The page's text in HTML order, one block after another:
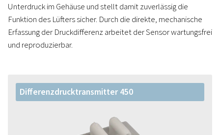
Unterdruck im Gehäuse und stellt damit zuverlässig die
Funktion des Lüfters sicher. Durch die direkte, mechanische
Erfassung der Druckdifferenz arbeitet der Sensor wartungsfrei
und reproduzierbar.
Differenzdrucktransmitter 450